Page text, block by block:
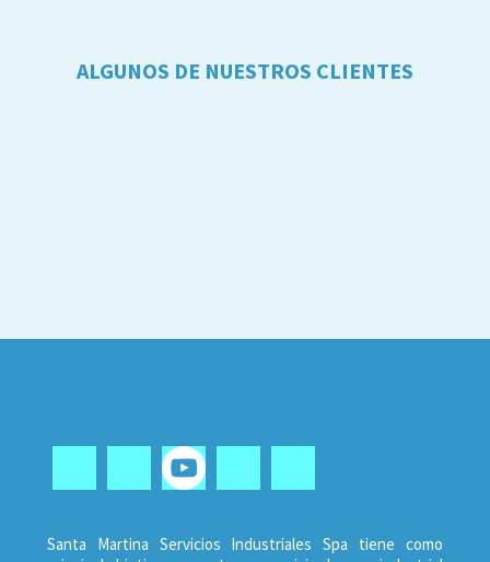
ALGUNOS DE NUESTROS CLIENTES
Santa Martina Servicios Industriales Spa tiene como